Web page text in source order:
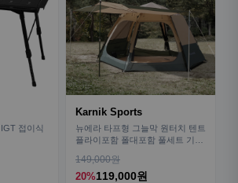
접이식
Karnik Sports
뉴에라 타프형 그늘막 원터치 텐트
플라이포함 폴대포함 풀세트 기본
149,000원
20%119,000원